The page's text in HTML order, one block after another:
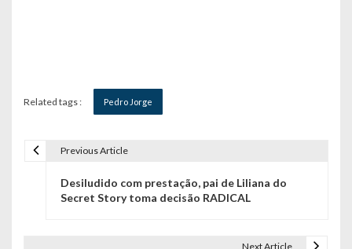
Related tags : Pedro Jorge
Previous Article
Desiludido com prestação, pai de Liliana do
Secret Story toma decisão RADICAL
Next Article